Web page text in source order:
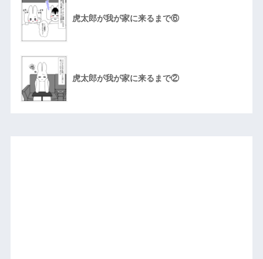
虎太郎が我が家に来るまで⑥
虎太郎が我が家に来るまで②